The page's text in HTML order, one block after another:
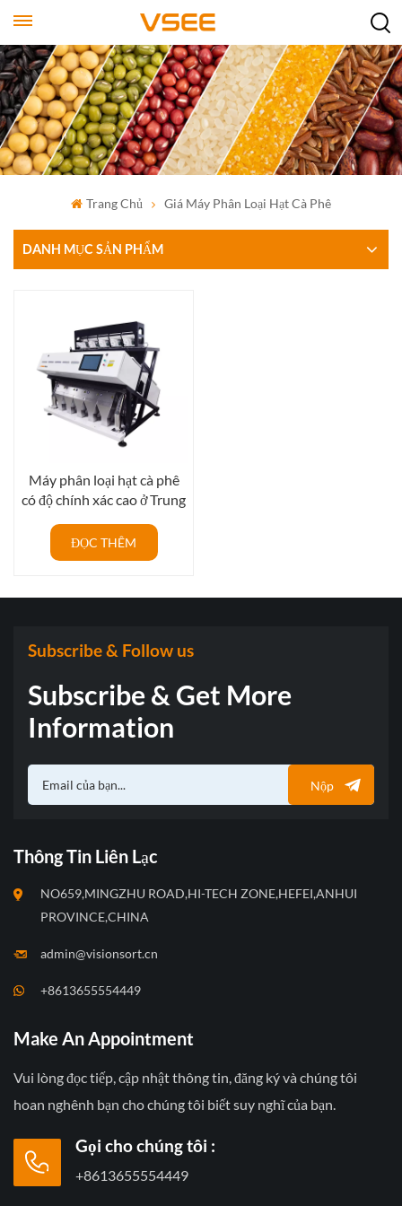
Trang Chủ Giá Máy Phân Loại Hạt Cà Phê
DANH MỤC SẢN PHẨM
Máy phân loại hạt cà phê
có độ chính xác cao ở Trung
ĐỌC THÊM
Subscribe & Follow us
Subscribe & Get More
Information
Nộp
Thông Tin Liên Lạc
NO659,MINGZHU ROAD,HI-TECH ZONE,HEFEI,ANHUI
PROVINCE,CHINA
admin@visionsort.cn
+8613655554449
Make An Appointment
Vui lòng đọc tiếp, cập nhật thông tin, đăng ký và chúng tôi
hoan nghênh bạn cho chúng tôi biết suy nghĩ của bạn.
Gọi cho chúng tôi :
+8613655554449